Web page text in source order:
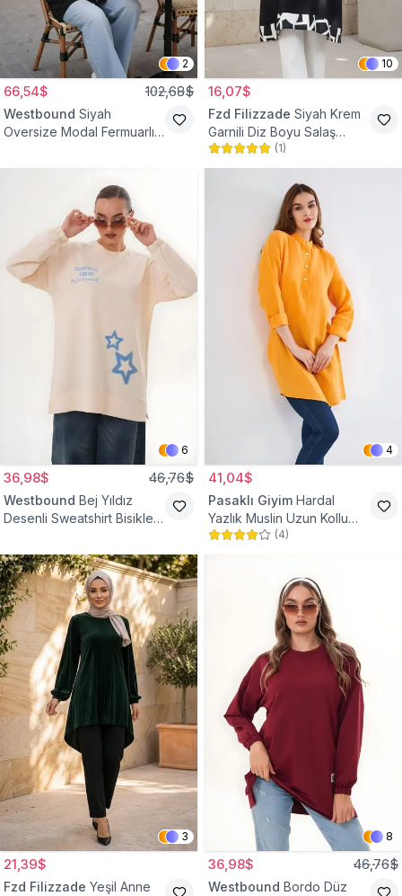
2
66,54$ 102,68$
Westbound Siyah
Oversize Modal Fermuarlı
10
16,07$
Fzd Filizzade Siyah Krem
Garnili Diz Boyu Salaş
Tunik
(1)
6
36,98$ 46,76$
Westbound Bej Yıldız
Desenli Sweatshirt Bisiklet
4
41,04$
Pasaklı Giyim Hardal
Yazlık Muslin Uzun Kollu
Hakim Yaka Cepli Tesettür
(4)
3
21,39$
Fzd Filizzade Yeşil Anne
8
36,98$ 46,76$
Westbound Bordo Düz